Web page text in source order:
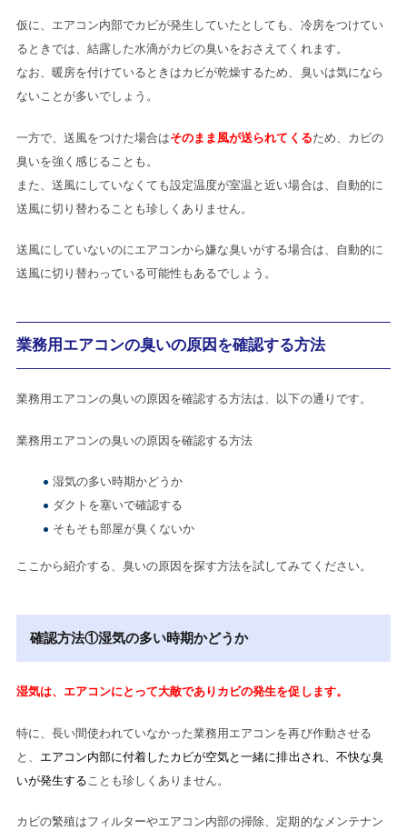
仮に、エアコン内部でカビが発生していたとしても、冷房をつけてい
るときでは、結露した水滴がカビの臭いをおさえてくれます。
なお、暖房を付けているときはカビが乾燥するため、臭いは気になら
ないことが多いでしょう。
一方で、送風をつけた場合はそのまま風が送られてくるため、カビの
臭いを強く感じることも。
また、送風にしていなくても設定温度が室温と近い場合は、自動的に
送風に切り替わることも珍しくありません。
送風にしていないのにエアコンから嫌な臭いがする場合は、自動的に
送風に切り替わっている可能性もあるでしょう。
業務用エアコンの臭いの原因を確認する方法
業務用エアコンの臭いの原因を確認する方法は、以下の通りです。
業務用エアコンの臭いの原因を確認する方法
湿気の多い時期かどうか
ダクトを塞いで確認する
そもそも部屋が臭くないか
ここから紹介する、臭いの原因を探す方法を試してみてください。
確認方法①湿気の多い時期かどうか
湿気は、エアコンにとって大敵でありカビの発生を促します。
特に、長い間使われていなかった業務用エアコンを再び作動させる
と、 エアコン内部に付着したカビが空気と一緒に排出され、不快な臭
いが発生する ことも珍しくありません。
カビの繁殖はフィルターやエアコン内部の掃除、定期的なメンテナン